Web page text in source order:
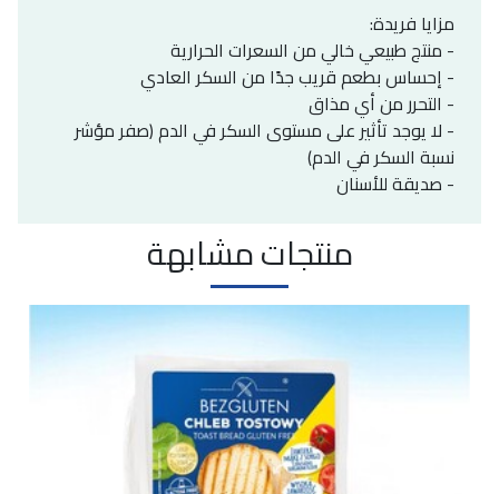
مزايا فريدة:
- منتج طبيعي خالي من السعرات الحرارية
- إحساس بطعم قريب جدًا من السكر العادي
- التحرر من أي مذاق
- لا يوجد تأثير على مستوى السكر في الدم (صفر مؤشر
نسبة السكر في الدم)
- صديقة للأسنان
منتجات مشابهة